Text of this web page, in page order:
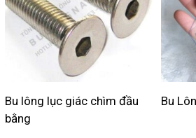
Bu lông lục giác chìm đầu
bằng
Bu